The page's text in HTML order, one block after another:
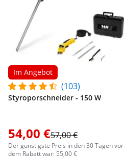
Im Angebot
(103)
Styroporschneider - 150 W
54,00 €57,00 €
Der günstigste Preis in den 30 Tagen vor
dem Rabatt war: 55,00 €